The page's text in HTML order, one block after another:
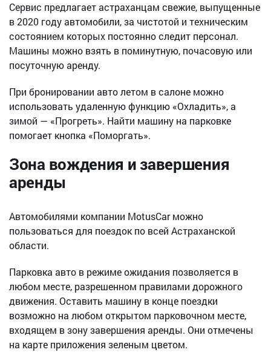
Сервис предлагает астраханцам свежие, выпущенные
в 2020 году автомобили, за чистотой и техническим
состоянием которых постоянно следит персонал.
Машины можно взять в поминутную, почасовую или
посуточную аренду.
При бронировании авто летом в салоне можно
использовать удаленную функцию «Охладить», а
зимой — «Прогреть». Найти машину на парковке
помогает кнопка «Поморгать».
Зона вождения и завершения
аренды
Автомобилями компании MotusCar можно
пользоваться для поездок по всей Астраханской
области.
Парковка авто в режиме ожидания позволяется в
любом месте, разрешенном правилами дорожного
движения. Оставить машину в конце поездки
возможно на любом открытом парковочном месте,
входящем в зону завершения аренды. Они отмечены
на карте приложения зеленым цветом.